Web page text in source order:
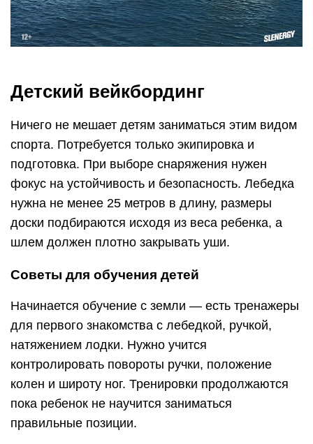
Детский вейкбординг
Ничего не мешает детям заниматься этим видом
спорта. Потребуется только экипировка и
подготовка. При выборе снаряжения нужен
фокус на устойчивость и безопасность. Лебедка
нужна не менее 25 метров в длину, размеры
доски подбираются исходя из веса ребенка, а
шлем должен плотно закрывать уши.
Советы для обучения детей
Начинается обучение с земли — есть тренажеры
для первого знакомства с лебедкой, ручкой,
натяжением лодки. Нужно учится
контролировать повороты ручки, положение
колен и широту ног. Тренировки продолжаются
пока ребенок не научится заниматься
правильные позиции.